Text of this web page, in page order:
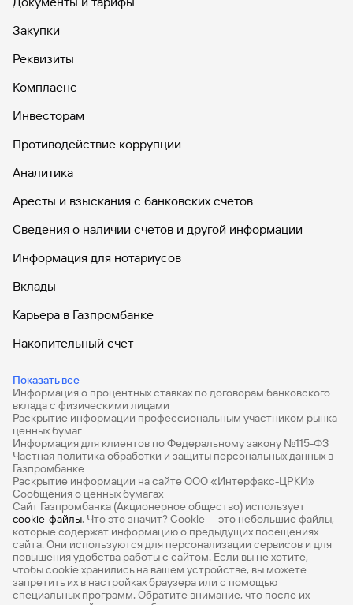
Закупки
Реквизиты
Комплаенс
Инвесторам
Противодействие коррупции
Аналитика
Аресты и взыскания с банковских счетов
Сведения о наличии счетов и другой информации
Информация для нотариусов
Вклады
Карьера в Газпромбанке
Накопительный счет
Показать все
Дебетовые карты с бесплатным обслуживанием
Все накопительные счета
Банковские вклады на 3 месяца
Вклады с высоким процентом
Калькулятор вкладов
Виртуальные карты
Премиум
Private
Информация о процентных ставках по договорам банковского
вклада с физическими лицами
Раскрытие информации профессиональным участником рынка
ценных бумаг
Информация для клиентов по Федеральному закону №115-ФЗ
Частная политика обработки и защиты персональных данных в
Газпромбанке
Раскрытие информации на сайте ООО «Интерфакс-ЦРКИ»
Сообщения о ценных бумагах
Сайт Газпромбанка (Акционерное общество) использует
cookie-файлы. Что это значит? Сookie — это небольшие файлы,
которые содержат информацию о предыдущих посещениях
сайта. Они используются для персонализации сервисов и для
повышения удобства работы с сайтом. Если вы не хотите,
чтобы сookie хранились на вашем устройстве, вы можете
запретить их в настройках браузера или с помощью
специальных программ. Обратите внимание, что после их